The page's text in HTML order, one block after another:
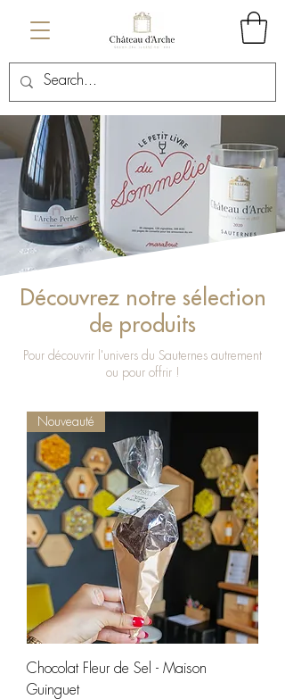
Découvrez notre sélection
de produits
Pour découvrir l'univers du Sauternes autrement
ou pour offrir !
Nouveauté
Chocolat Fleur de Sel - Maison
Guinguet